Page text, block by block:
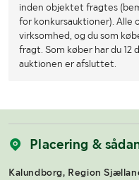
inden objektet fragtes
for konkursauktioner). Alle
virksomhed, og du som
fragt. Som køber har du
auktionen er afsluttet.
Placering &
Kalundborg, Region